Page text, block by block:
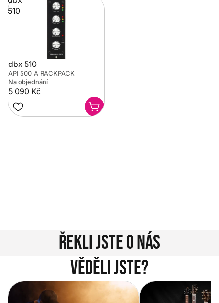
510
dbx 510
API 500 A RACKPACK
Na objednání
5 090 Kč
Řekli jste o nás
Věděli jste?
Vítejte na novém e-shopu Music
City
Jak vybrat